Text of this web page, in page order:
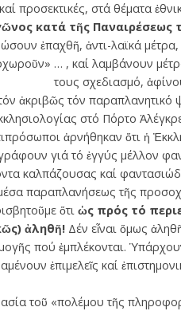
προσεκτικές, στά θέματα
κατά τῆς Παναιρέσεως
ἐπαχθῆ, ἀντι-λαϊκά
… , καί λαμβάνουν
τους σχεδιασμό,
ἀκριβῶς τόν
στό Πόρτο
ἀρνήθηκαν ὅτι ἡ
γιά τό ἐγγύς μέλλον
καλπάζουσας καί
παραπλανήσεως τῆς
ὅτι ὡς πρός τό
ἀληθῆ! Δέν εἶναι ὅμως
πού ἐμπλέκονται.
ἐπιμελεῖς καί
τοῦ «πολέμου τῆς